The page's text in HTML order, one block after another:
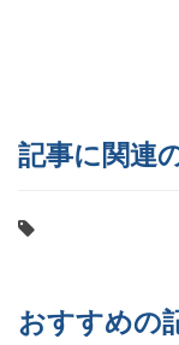
記事に関連
おすすめの